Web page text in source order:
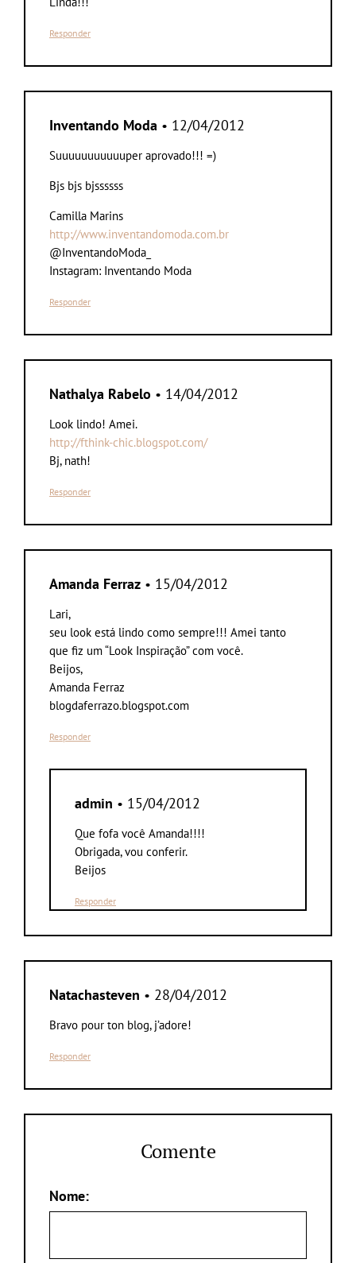
Responder
Inventando Moda • 12/04/2012
Suuuuuuuuuuuper aprovado!!! =)
Bjs bjs bjssssss
Camilla Marins
http://www.inventandomoda.com.br
@InventandoModa_
Instagram: Inventando Moda
Responder
Nathalya Rabelo • 14/04/2012
Look lindo! Amei.
http://fthink-chic.blogspot.com/
Bj, nath!
Responder
Amanda Ferraz • 15/04/2012
Lari,
seu look está lindo como sempre!!! Amei tanto
que fiz um “Look Inspiração” com você.
Beijos,
Amanda Ferraz
blogdaferrazo.blogspot.com
Responder
admin • 15/04/2012
Que fofa você Amanda!!!!
Obrigada, vou conferir.
Beijos
Responder
Natachasteven • 28/04/2012
Bravo pour ton blog, j’adore!
Responder
Comente
Nome: